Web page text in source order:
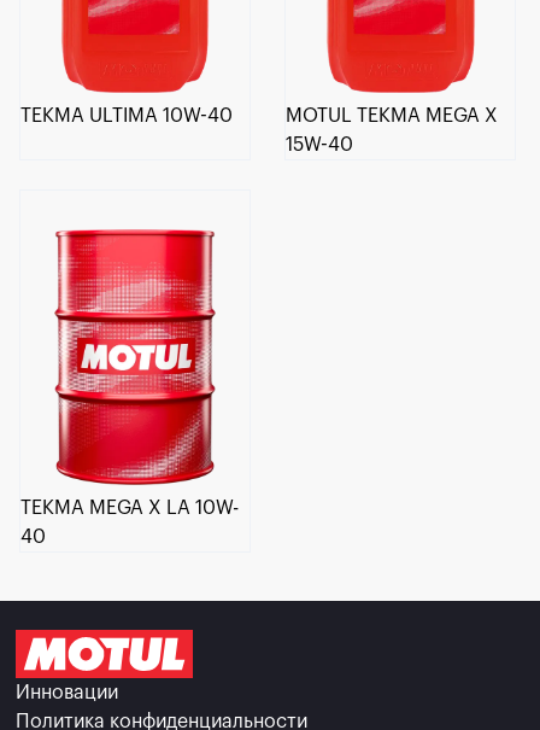
TEKMA ULTIMA 10W-40
MOTUL TEKMA MEGA X
15W-40
TEKMA MEGA X LA 10W-
40
Инновации
Политика конфиденциальности